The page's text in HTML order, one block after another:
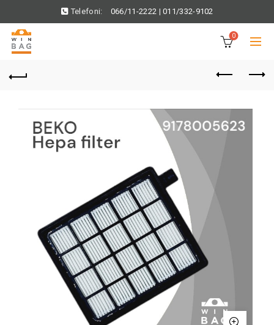
Telefoni: 066/11-2222 |011/332-9102
0